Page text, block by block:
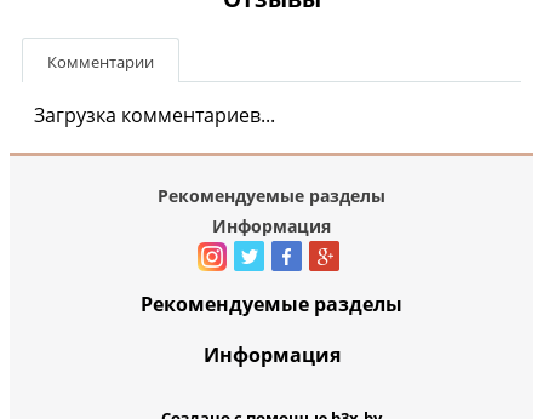
Комментарии
Загрузка комментариев...
Рекомендуемые разделы
Информация
Рекомендуемые разделы
Информация